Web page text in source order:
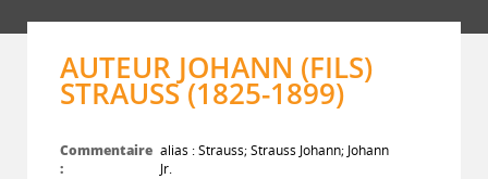
AUTEUR JOHANN (FILS)
STRAUSS (1825-1899)
Commentaire
:
alias : Strauss; Strauss Johann; Johann
Jr.